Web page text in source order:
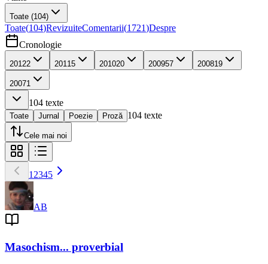
Toate (104)
Toate(104)RevizuiteComentarii(1721)Despre
Cronologie
20122 2011 5 201020 200957 200819
20071
104 texte
Toate Jurnal Poezie Proză 104 texte
Cele mai noi
1 2345
AB
Masochism... proverbial